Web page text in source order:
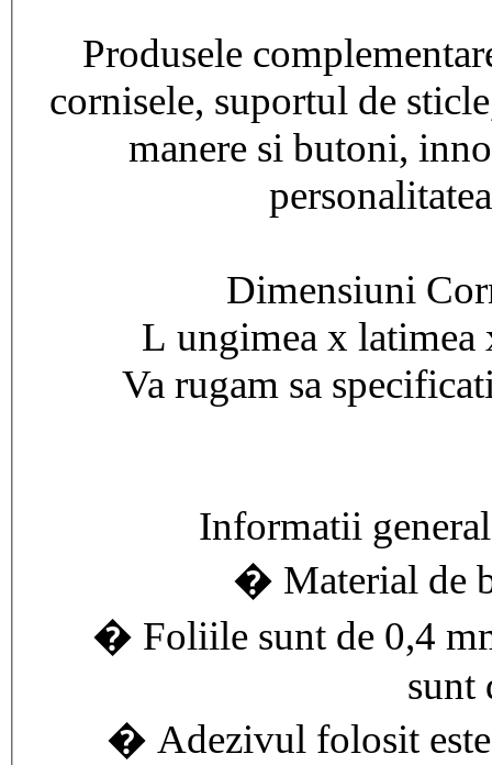
Produsele
cornisele, suportul de
manere si butoni,
Dimensiuni
L ungimea x
Va rugam sa
Informatii
� Material de
� Foliile sunt de 0,4
sunt
� Adezivul folosit este